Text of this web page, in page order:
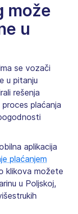
može
u
se vozači
u pitanju
rešenja
plaćanja
aplikacija
plaćanjem
klikova možete
u Poljskoj,